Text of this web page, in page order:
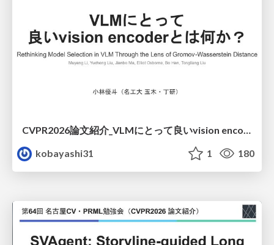
CVPR2026論文紹介_VLMにとって​良いvision encoderとは何か？​Rethinking Model Selection in VLM Through the Lens of Gromov-Wasserstein Distance​
kobayashi31
1 180